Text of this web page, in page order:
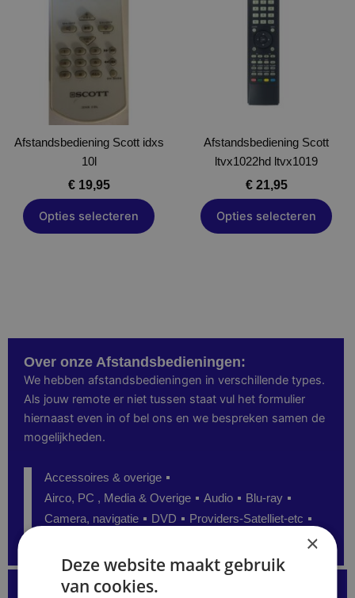
Afstandsbediening Scott idxs
10l
€19,95
Opties selecteren
heeft
meerdere
variaties.
Deze
kan
gekozen
worden
op
de
productpagina
Afstandsbediening Scott
ltvx1022hd ltvx1019
€21,95
Opties selecteren
heeft
meerdere
variaties.
Deze
optie
kan
worden
op
de
productpagina
Over onze Afstandsbedieningen:
We hebben afstandsbedieningen in verschillende types.
Als jouw remote er niet tussen staat vul het formulier
hiernaast even in of bel ons en we bespreken samen de
mogelijkheden.
Accessoires & overige
Airco, PC , Media & Overige
Audio
Blu-ray
Camera, navigatie
DVD
Providers-Satelliet-etc
Kunt u de juiste afstandsbediening niet vinden?
×
Deze website maakt gebruik
van cookies.